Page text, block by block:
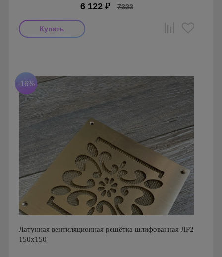
6 122₽ 7322
-16%
Латунная вентиляционная решётка шлифованная ЛР2
150х150